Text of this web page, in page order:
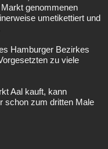
genommenen
umetikettiert und
Hamburger Bezirkes
zu viele
Aal kauft, kann
schon zum dritten Male